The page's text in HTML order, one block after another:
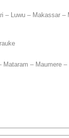
– Luwu – Makassar –
– Maumere